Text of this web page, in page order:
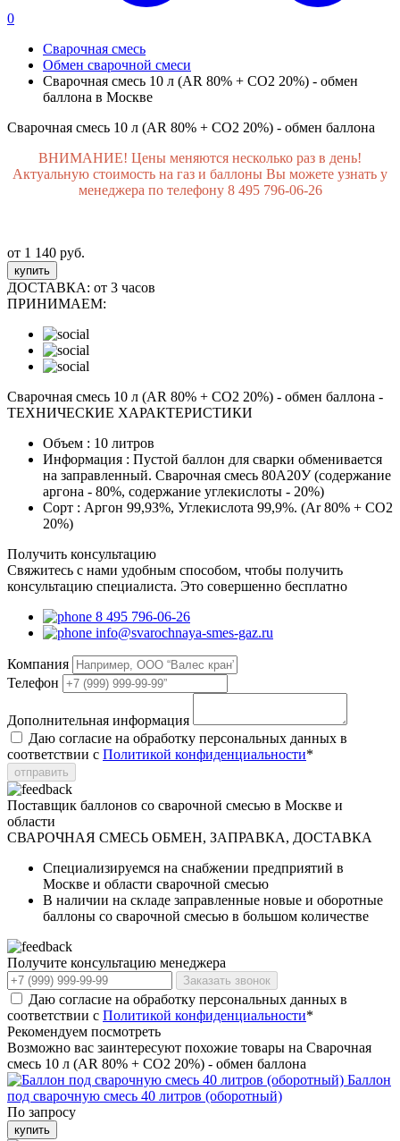
0
Сварочная смесь
Обмен сварочной смеси
Сварочная смесь 10 л (AR 80% + CO2 20%) - обмен
баллона в Москве
Сварочная смесь 10 л (AR 80% + CO2 20%) - обмен баллона
ВНИМАНИЕ! Цены меняются несколько раз в день!
Актуальную стоимость на газ и баллоны Вы можете узнать у
менеджера по телефону 8 495 796-06-26
от 1 140 руб.
купить
ДОСТАВКА: от 3 часов
ПРИНИМАЕМ:
Сварочная смесь 10 л (AR 80% + CO2 20%) - обмен баллона -
ТЕХНИЧЕСКИЕ ХАРАКТЕРИСТИКИ
Объем : 10 литров
Информация : Пустой баллон для сварки обменивается
на заправленный. Сварочная смесь 80А20У (содержание
аргона - 80%, содержание углекислоты - 20%)
Сорт : Аргон 99,93%, Углекислота 99,9%. (Ar 80% + CO2
20%)
Получить консультацию
Свяжитесь с нами удобным способом, чтобы получить
консультацию специалиста. Это совершенно бесплатно
8 495 796-06-26
info@svarochnaya-smes-gaz.ru
Компания
Телефон
Дополнительная информация
Даю согласие на обработку персональных данных в
соответствии с Политикой конфиденциальности*
отправить
Поставщик баллонов со сварочной смесью в Москве и
области
СВАРОЧНАЯ СМЕСЬ ОБМЕН, ЗАПРАВКА, ДОСТАВКА
Специализируемся на снабжении предприятий в
Москве и области сварочной смесью
В наличии на складе заправленные новые и оборотные
баллоны со сварочной смесью в большом количестве
Получите консультацию менеджера
Заказать звонок
Даю согласие на обработку персональных данных в
соответствии с Политикой конфиденциальности*
Рекомендуем посмотреть
Возможно вас заинтересуют похожие товары на Сварочная
смесь 10 л (AR 80% + CO2 20%) - обмен баллона
Баллон
под сварочную смесь 40 литров (оборотный)
По запросу
купить